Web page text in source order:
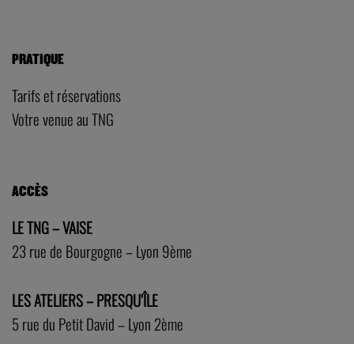
PRATIQUE
Tarifs et réservations
Votre venue au TNG
ACCÈS
LE TNG – VAISE
23 rue de Bourgogne – Lyon 9ème
LES ATELIERS – PRESQU’ÎLE
5 rue du Petit David – Lyon 2ème